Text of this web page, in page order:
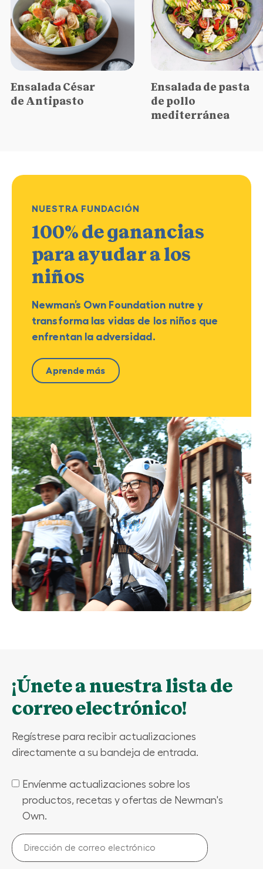
Ensalada César
de Antipasto
Ensalada de pasta
de pollo
mediterránea
NUESTRA FUNDACIÓN
100% de ganancias
para ayudar a los
niños
Newman’s Own Foundation nutre y
transforma las vidas de los niños que
enfrentan la adversidad.
Aprende más
¡Únete a nuestra lista de
correo electrónico!
Regístrese para recibir actualizaciones
directamente a su bandeja de entrada.
(Required)
Envíenme actualizaciones sobre los
productos, recetas y ofertas de Newman's
Own.
Dirección
de